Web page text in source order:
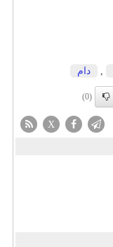
دام
(0)
X